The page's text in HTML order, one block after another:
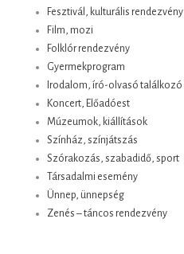
Fesztivál, kulturális rendezvény
Film, mozi
Folklór rendezvény
Gyermekprogram
Irodalom, író-olvasó találkozó
Koncert, Előadóest
Múzeumok, kiállítások
Színház, színjátszás
Szórakozás, szabadidő, sport
Társadalmi esemény
Ünnep, ünnepség
Zenés – táncos rendezvény